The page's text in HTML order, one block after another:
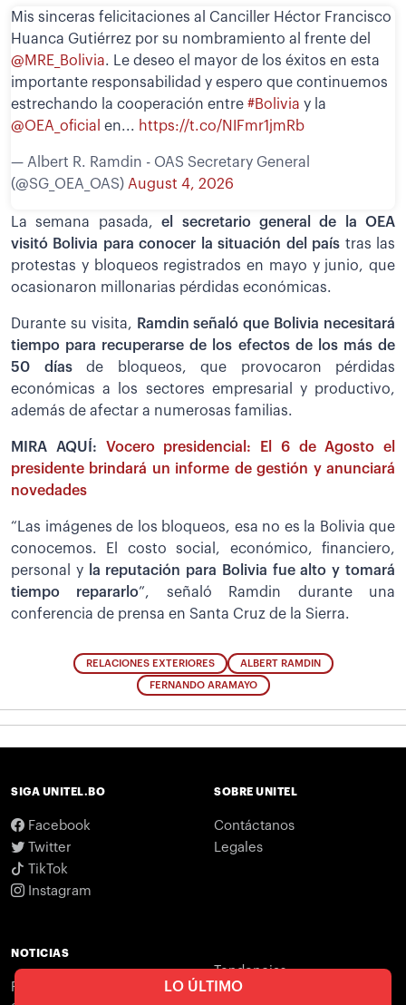
LO ÚLTIMO
Mis sinceras felicitaciones al Canciller Héctor Francisco
Huanca Gutiérrez por su nombramiento al frente del
@MRE_Bolivia. Le deseo el mayor de los éxitos en esta
importante responsabilidad y espero que continuemos
estrechando la cooperación entre #Bolivia y la
@OEA_oficial en... https://t.co/NIFmr1jmRb
— Albert R. Ramdin - OAS Secretary General
(@SG_OEA_OAS) August 4, 2026
La semana pasada, el secretario general de la OEA
visitó Bolivia para conocer la situación del país tras las
protestas y bloqueos registrados en mayo y junio, que
ocasionaron millonarias pérdidas económicas.
Durante su visita, Ramdin señaló que Bolivia necesitará
tiempo para recuperarse de los efectos de los más de
50 días de bloqueos, que provocaron pérdidas
económicas a los sectores empresarial y productivo,
además de afectar a numerosas familias.
MIRA AQUÍ: Vocero presidencial: El 6 de Agosto el
presidente brindará un informe de gestión y anunciará
novedades
“Las imágenes de los bloqueos, esa no es la Bolivia que
conocemos. El costo social, económico, financiero,
personal yla reputación para Bolivia fue alto y tomará
tiempo repararlo”, señaló Ramdin durante una
conferencia de prensa en Santa Cruz de la Sierra.
RELACIONES EXTERIORES ALBERT RAMDIN
FERNANDO ARAMAYO
SIGA UNITEL.BO
Facebook
Twitter
TikTok
Instagram
SOBRE UNITEL
Contáctanos
Legales
NOTICIAS
Política
Tendencias
Branded content